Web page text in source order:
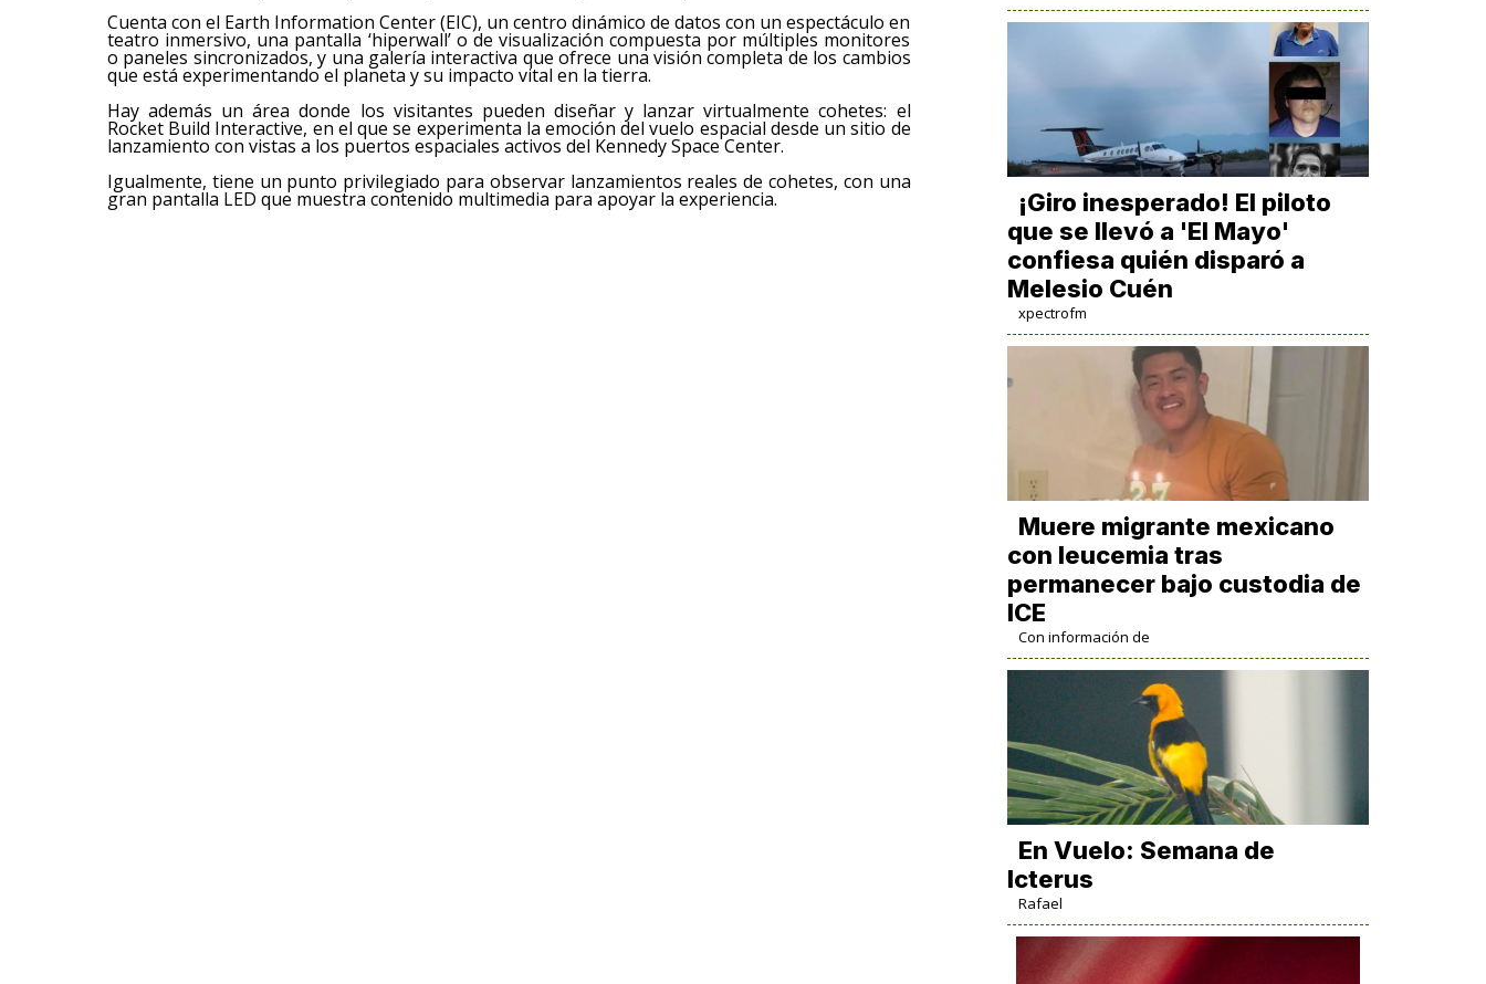
Cuenta con el Earth Information Center (EIC), un centro dinámico de datos con un espectáculo en
teatro inmersivo, una pantalla ‘hiperwall’ o de visualización compuesta por múltiples monitores
o paneles sincronizados, y una galería interactiva que ofrece una visión completa de los cambios
que está experimentando el planeta y su impacto vital en la tierra.
Hay además un área donde los visitantes pueden diseñar y lanzar virtualmente cohetes: el
Rocket Build Interactive, en el que se experimenta la emoción del vuelo espacial desde un sitio de
lanzamiento con vistas a los puertos espaciales activos del Kennedy Space Center.
Igualmente, tiene un punto privilegiado para observar lanzamientos reales de cohetes, con una
gran pantalla LED que muestra contenido multimedia para apoyar la experiencia.
¡Giro inesperado! El piloto
que se llevó a 'El Mayo'
confiesa quién disparó a
Melesio Cuén
xpectrofm
Muere migrante mexicano
con leucemia tras
permanecer bajo custodia de
ICE
Con información de
En Vuelo: Semana de
Icterus
Rafael